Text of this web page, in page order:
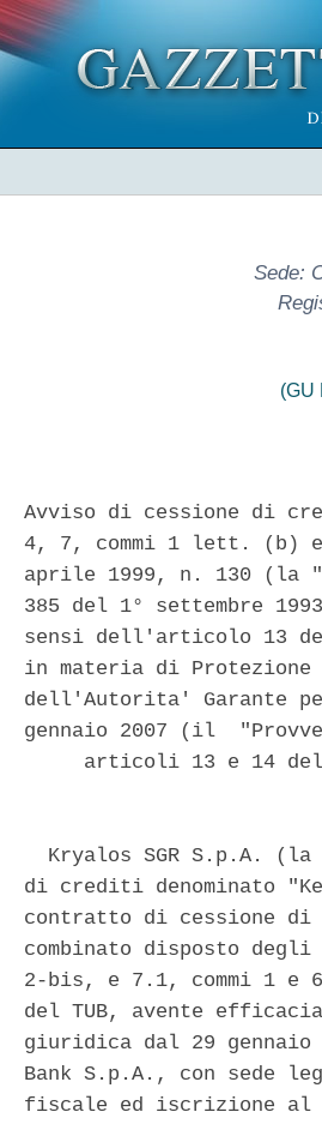
Sede:
(GU
Avviso di cessione di
4, 7, commi 1 lett. (b)
aprile 1999, n. 130 (la
385 del 1° settembre
sensi dell'articolo 13
in materia di
dell'Autorita' Garante
gennaio 2007 (il
articoli 13 e 14
Kryalos SGR S.p.A. (la
di crediti denominato
contratto di cessione
combinato disposto
2-bis, e 7.1, commi 1 e
del TUB, avente
giuridica dal 29
Bank S.p.A., con sede
fiscale ed iscrizione al